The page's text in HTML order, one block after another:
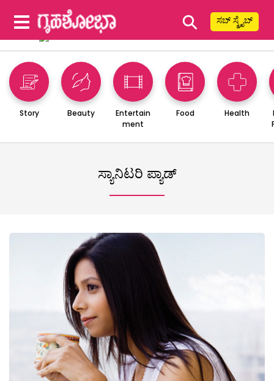
⚲ ಸಬ್ ಸ್ಕ್ರೈಬ್
Story Beauty
Entertain
ment
Food Health
ಸ್ಯಾನಿಟರಿ ಪ್ಯಾಡ್